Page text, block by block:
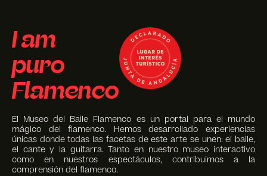
I am
puro
Flamenco
El Museo del Baile Flamenco es un portal para el mundo
mágico del flamenco. Hemos desarrollado experiencias
únicas donde todas las facetas de este arte se unen: el baile,
el cante y la guitarra. Tanto en nuestro museo interactivo
como en nuestros espectáculos, contribuimos a la
comprensión del flamenco.